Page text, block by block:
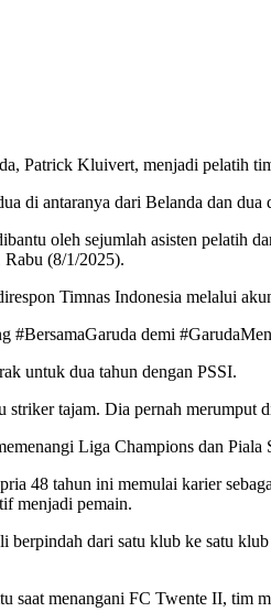
Patrick Kluivert, menjadi pelatih
di antaranya dari Belanda dan
oleh sejumlah asisten pelatih
(8/1/2025).
Timnas Indonesia melalui
#BersamaGaruda demi
untuk dua tahun dengan PSSI.
striker tajam. Dia pernah
Liga Champions dan
48 tahun ini memulai karier
menjadi pemain.
berpindah dari satu klub ke satu
saat menangani FC Twente II,